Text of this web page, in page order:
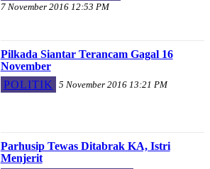
7 November 2016 12:53 PM
Pilkada Siantar Terancam Gagal 16
November
POLITIK
5 November 2016 13:21 PM
Parhusip Tewas Ditabrak KA, Istri
Menjerit